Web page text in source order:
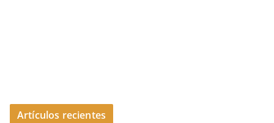
Artículos recientes